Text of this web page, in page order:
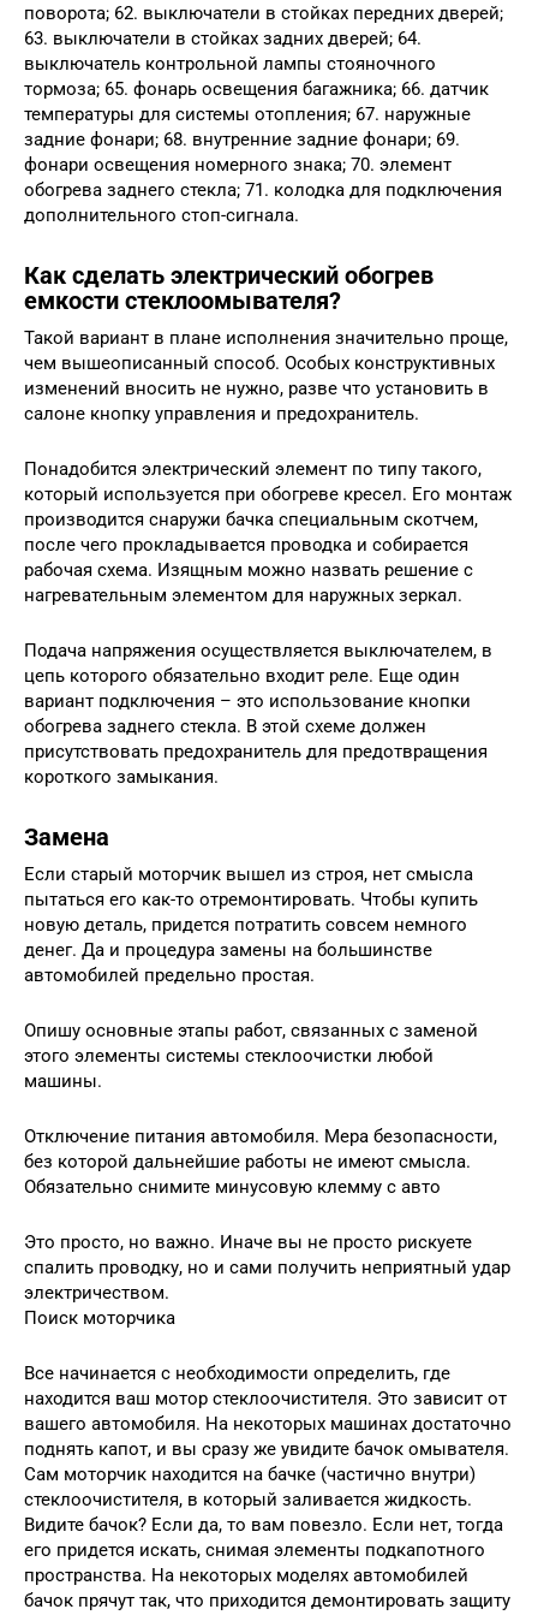
поворота; 62. выключатели в стойках передних дверей;
63. выключатели в стойках задних дверей; 64.
выключатель контрольной лампы стояночного
тормоза; 65. фонарь освещения багажника; 66. датчик
температуры для системы отопления; 67. наружные
задние фонари; 68. внутренние задние фонари; 69.
фонари освещения номерного знака; 70. элемент
обогрева заднего стекла; 71. колодка для подключения
дополнительного стоп-сигнала.
Как сделать электрический обогрев
емкости стеклоомывателя?
Такой вариант в плане исполнения значительно проще,
чем вышеописанный способ. Особых конструктивных
изменений вносить не нужно, разве что установить в
салоне кнопку управления и предохранитель.
Понадобится электрический элемент по типу такого,
который используется при обогреве кресел. Его монтаж
производится снаружи бачка специальным скотчем,
после чего прокладывается проводка и собирается
рабочая схема. Изящным можно назвать решение с
нагревательным элементом для наружных зеркал.
Подача напряжения осуществляется выключателем, в
цепь которого обязательно входит реле. Еще один
вариант подключения – это использование кнопки
обогрева заднего стекла. В этой схеме должен
присутствовать предохранитель для предотвращения
короткого замыкания.
Замена
Если старый моторчик вышел из строя, нет смысла
пытаться его как-то отремонтировать. Чтобы купить
новую деталь, придется потратить совсем немного
денег. Да и процедура замены на большинстве
автомобилей предельно простая.
Опишу основные этапы работ, связанных с заменой
этого элементы системы стеклоочистки любой
машины.
Отключение питания автомобиля. Мера безопасности,
без которой дальнейшие работы не имеют смысла.
Обязательно снимите минусовую клемму с авто
Это просто, но важно. Иначе вы не просто рискуете
спалить проводку, но и сами получить неприятный удар
электричеством.
Поиск моторчика
Все начинается с необходимости определить, где
находится ваш мотор стеклоочистителя. Это зависит от
вашего автомобиля. На некоторых машинах достаточно
поднять капот, и вы сразу же увидите бачок омывателя.
Сам моторчик находится на бачке (частично внутри)
стеклоочистителя, в который заливается жидкость.
Видите бачок? Если да, то вам повезло. Если нет, тогда
его придется искать, снимая элементы подкапотного
пространства. На некоторых моделях автомобилей
бачок прячут так, что приходится демонтировать защиту